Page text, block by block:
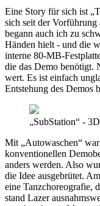
Eine Story für sich ist
sich seit der
begann auch ich zu
Händen hielt - und die
interne 80-MB-
die das Demo benötigt.
wert. Es ist einfach
Entstehung des Demos
„SubStation“ -
Mit „Autowaschen“
konventionellen
anders werden. Also
die Idee ausgebrütet.
eine Tanzchoreografie,
stand Lazer